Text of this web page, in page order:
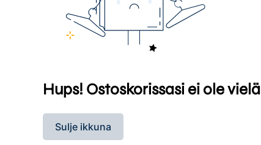
Hups! Ostoskorissasi ei ole
Sulje ikkuna